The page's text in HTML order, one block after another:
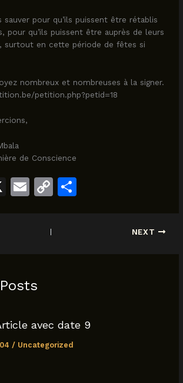
sauver pour qu’ils puissent être rétablis
pour qu’ils puissent être auprès de leurs
surtout en cette période de fêtes si
nombreux et nombreuses à la signer.
petition.php?petid=18
de Conscience
X
E
C
NEXT
avec date 9
/ Uncategorized